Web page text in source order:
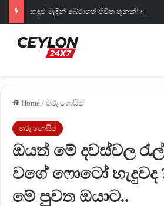
Home / තරු ගොසිප්
තරු ගොසිප්
ඔයත් මේ දවස්වල
වගේ ෆොටෝ හැදුවද
මේ පුවත ඔයාට..